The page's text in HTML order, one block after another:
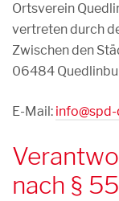
Ortsverein
vertreten durch
Zwischen den
06484
E-Mail:
nach §